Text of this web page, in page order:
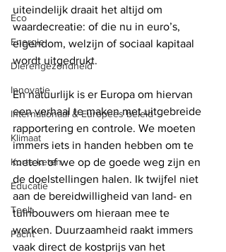
Eco
Energie
Dierengezondheid
Innovatie
Internationaal & Europees beleid
Klimaat
Korte keten
Educatie
Teelt
Pacht
uiteindelijk draait het altijd om
waardecreatie: of die nu in euro’s,
eigendom, welzijn of sociaal kapitaal
wordt uitgedrukt.
En natuurlijk is er Europa om hiervan
een verhaal te maken met uitgebreide
rapportering en controle. We moeten
immers iets in handen hebben om te
meten of we op de goede weg zijn en
de doelstellingen halen. Ik twijfel niet
aan de bereidwilligheid van land- en
tuinbouwers om hieraan mee te
werken. Duurzaamheid raakt immers
vaak direct de kostprijs van het